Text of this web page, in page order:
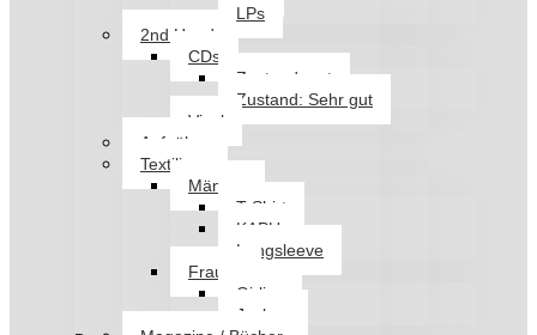
LPs
2nd Hand
CDs
Zustand: gut
Zustand: Sehr gut
Vinyl
Aufnäher
Textilien
Männer
T-Shirt
KAPU
Longsleeve
Frauen
Girlies
Jacken